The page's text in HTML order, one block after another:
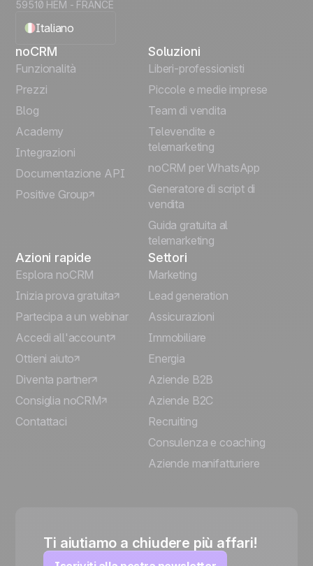
59510 HEM - FRANCE
Italiano
English
Français
Español
Português
Deutsch
noCRM
Funzionalità
Prezzi
Blog
Academy
Integrazioni
Documentazione API
Positive Group
Soluzioni
Liberi-professionisti
Piccole e medie imprese
Team di vendita
Televendite e
telemarketing
noCRM per WhatsApp
Generatore di script di
vendita
Guida gratuita al
telemarketing
Azioni rapide
Esplora noCRM
Inizia prova gratuita
Partecipa a un webinar
Accedi all'account
Ottieni aiuto
Diventa partner
Consiglia noCRM
Contattaci
Settori
Marketing
Lead generation
Assicurazioni
Immobiliare
Energia
Aziende B2B
Aziende B2C
Recruiting
Consulenza e coaching
Aziende manifatturiere
Ti aiutiamo a chiudere più affari!